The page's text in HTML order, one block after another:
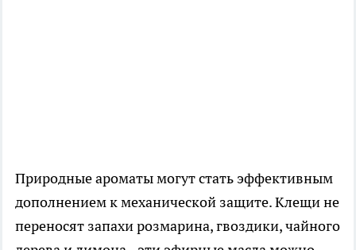
Природные ароматы могут стать эффективным
дополнением к механической защите. Клещи не
переносят запахи розмарина, гвоздики, чайного